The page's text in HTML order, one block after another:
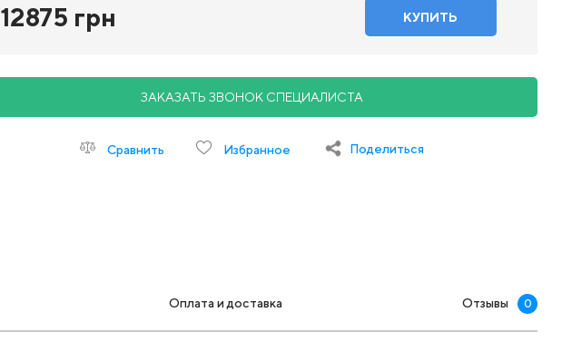
12875 грн
ЗАКАЗАТЬ ЗВОНОК СПЕЦИАЛИСТА
Сравнить Избранное Поделиться
Оплата и доставка Отзывы 0